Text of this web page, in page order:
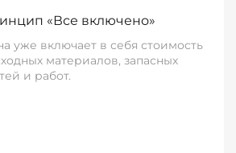
«Все включено»
уже включает в себя стоимость
материалов, запасных
и работ.